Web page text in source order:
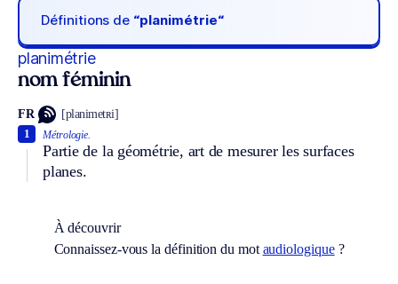
Définitions de “planimétrie“
planimétrie
nom féminin
FR [planimetʀi]
Métrologie.
Partie de la géométrie, art de mesurer les surfaces
planes.
1
À découvrir
Connaissez-vous la définition du mot audiologique?